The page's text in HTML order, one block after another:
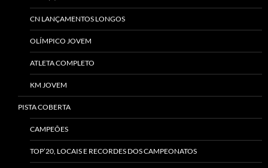
CN LANÇAMENTOS LONGOS
OLÍMPICO JOVEM
ATLETA COMPLETO
KM JOVEM
PISTA COBERTA
CAMPEÕES
TOP’20, LOCAIS E RECORDES DOS CAMPEONATOS